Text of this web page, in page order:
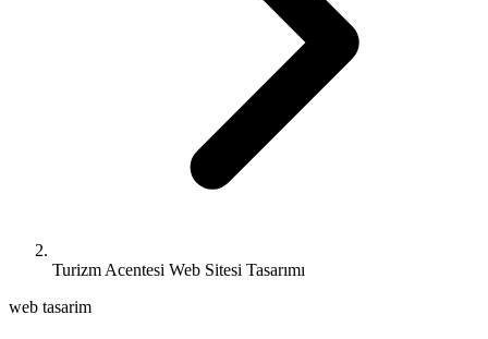
Turizm Acentesi Web Sitesi Tasarımı
web tasarim